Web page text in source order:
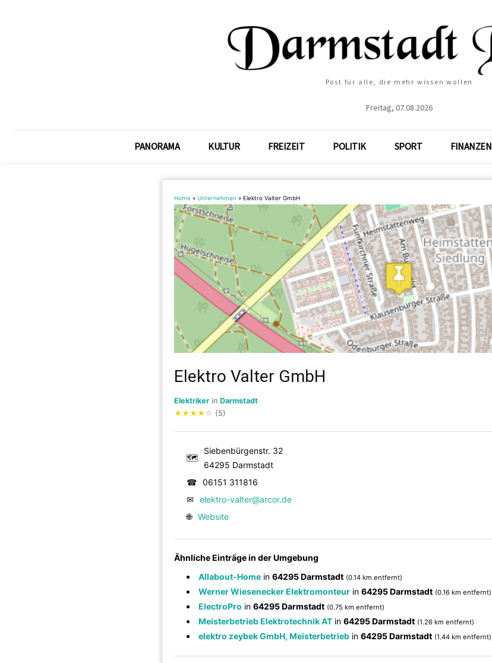
Post für alle, die mehr wissen wollen
Freitag, 07.08.2026
PANORAMA KULTUR FREIZEIT POLITIK SPORT FINANZEN
Home » Unternehmen » Elektro Valter GmbH
Elektro Valter GmbH
Elektriker in Darmstadt
★★★★ ☆ (5)
🗺
Siebenbürgenstr. 32
64295 Darmstadt
☎ 06151 311816
✉
elektro-valter@arcor.de
🌐 Website
Ähnliche Einträge in der Umgebung
Allabout-Home in 64295 Darmstadt (0.14 km entfernt)
Werner Wiesenecker Elektromonteur in 64295 Darmstadt (0.16 km entfernt)
ElectroPro in 64295 Darmstadt (0.75 km entfernt)
Meisterbetrieb Elektrotechnik AT in 64295 Darmstadt (1.26 km entfernt)
elektro zeybek GmbH, Meisterbetrieb in 64295 Darmstadt (1.44 km entfernt)